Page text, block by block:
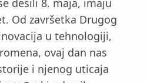
desili 8. maja, imaju
Od završetka Drugog
u tehnologiji,
ovaj dan nas
i njenog uticaja